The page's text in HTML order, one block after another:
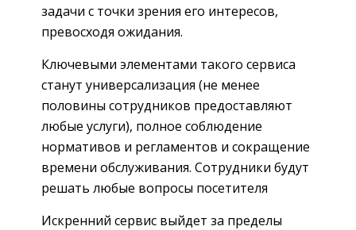
задачи с точки зрения его интересов,
превосходя ожидания.
Ключевыми элементами такого сервиса
станут универсализация (не менее
половины сотрудников предоставляют
любые услуги), полное соблюдение
нормативов и регламентов и сокращение
времени обслуживания. Сотрудники будут
решать любые вопросы посетителя
Искренний сервис выйдет за пределы